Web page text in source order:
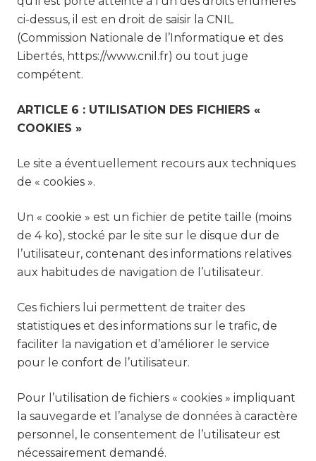
ci-dessus, il est en droit de saisir la CNIL
(Commission Nationale de l’Informatique et des
Libertés, https://www.cnil.fr) ou tout juge
compétent.
ARTICLE 6 : UTILISATION DES FICHIERS «
COOKIES »
Le site a éventuellement recours aux techniques
de « cookies ».
Un « cookie » est un fichier de petite taille (moins
de 4 ko), stocké par le site sur le disque dur de
l’utilisateur, contenant des informations relatives
aux habitudes de navigation de l’utilisateur.
Ces fichiers lui permettent de traiter des
statistiques et des informations sur le trafic, de
faciliter la navigation et d’améliorer le service
pour le confort de l’utilisateur.
Pour l’utilisation de fichiers « cookies » impliquant
la sauvegarde et l’analyse de données à caractère
personnel, le consentement de l’utilisateur est
nécessairement demandé.